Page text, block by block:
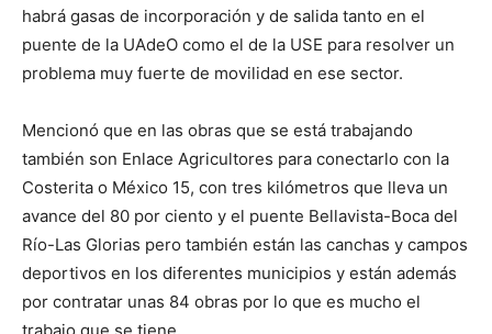
habrá gasas de incorporación y de salida tanto en el
puente de la UAdeO como el de la USE para resolver un
problema muy fuerte de movilidad en ese sector.
Mencionó que en las obras que se está trabajando
también son Enlace Agricultores para conectarlo con la
Costerita o México 15, con tres kilómetros que lleva un
avance del 80 por ciento y el puente Bellavista-Boca del
Río-Las Glorias pero también están las canchas y campos
deportivos en los diferentes municipios y están además
por contratar unas 84 obras por lo que es mucho el